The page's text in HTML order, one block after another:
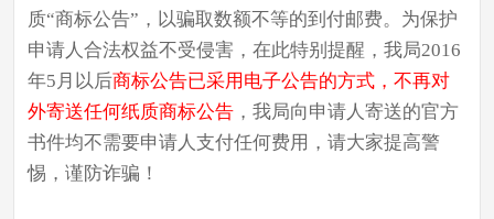
质“商标公告”，以骗取数额不等的到付邮费。为保护
申请人合法权益不受侵害，在此特别提醒，我局2016
年5月以后商标公告已采用电子公告的方式，不再对
外寄送任何纸质商标公告，我局向申请人寄送的官方
书件均不需要申请人支付任何费用，请大家提高警
惕，谨防诈骗！